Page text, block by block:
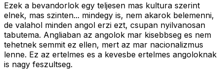
Ezek a bevandorlok egy teljesen mas kultura szerint
elnek, mas szinten... mindegy is, nem akarok belemenni,
de valahol minden angol erzi ezt, csupan nyilvanosan
tabutema. Angliaban az angolok mar kisebbseg es nem
tehetnek semmit ez ellen, mert az mar nacionalizmus
lenne. Ez az ertelmes es a kevesbe ertelmes angoloknak
is nagy feszultseg.